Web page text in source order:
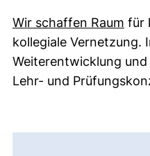
Wir schaffen Raum für
kollegiale Vernetzung.
Weiterentwicklung
Lehr- und